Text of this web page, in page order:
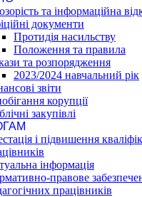
та інформаційна
документи
Протидія насильству
Положення та правила
та розпорядження
2023/2024 навчальний рік
звіти
корупції
закупівлі
і підвишення
інформація
правове
працівників